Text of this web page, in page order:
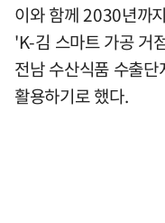
이와 함께 2030년까
'K-김 스마트 가공 거
전남 수산식품 수출
활용하기로 했다.